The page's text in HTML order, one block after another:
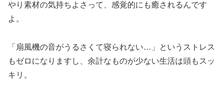
やり素材の気持ちよさって、感覚的にも癒されるんです
よ。
「扇風機の音がうるさくて寝られない…」というストレス
もゼロになりますし、余計なものが少ない生活は頭もスッ
キリ。